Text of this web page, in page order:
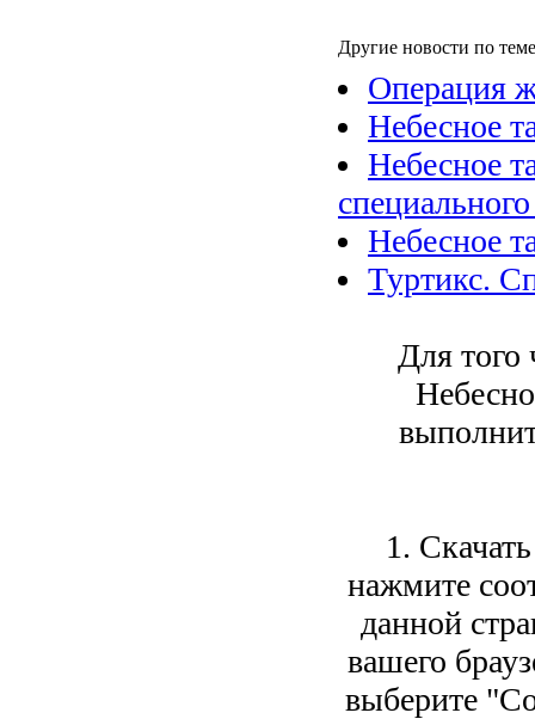
Другие новости по
Операция
Небесное
Небесное
Небесное
Туртикс.
Для того
1.
нажмите
данной
вашего
выберите